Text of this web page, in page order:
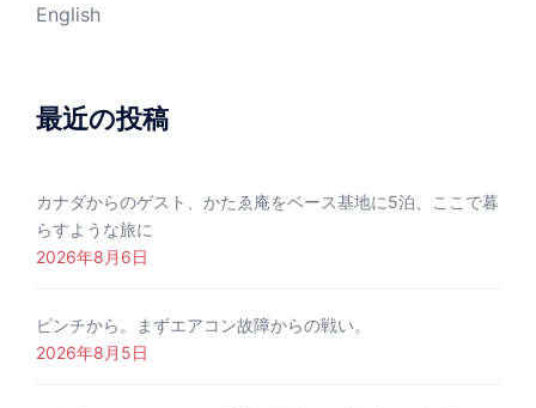
English
最近の投稿
カナダからのゲスト、かたゑ庵をベース基地に5泊、ここで暮
らすような旅に
2026年8月6日
ピンチから。まずエアコン故障からの戦い。
2026年8月5日